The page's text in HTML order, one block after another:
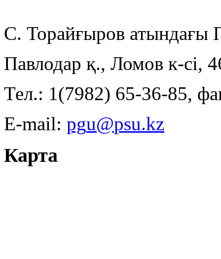
С. Торайғыров
Павлодар қ., Ломов к-сі,
Тел.: 1(7982) 65-36-85,
E-mail:
Карта